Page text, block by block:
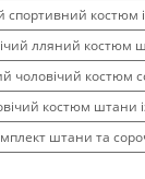
спортивний костюм
лляний костюм
чоловічий костюм
костюм штани
штани та